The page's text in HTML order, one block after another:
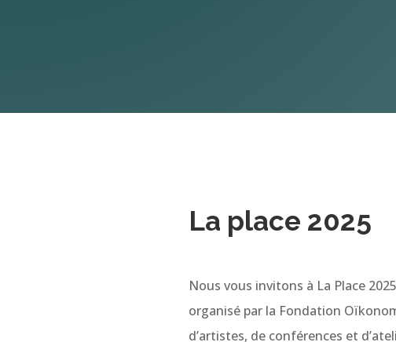
La place 2025
Nous vous invitons à La Place
organisé par la Fondation
d’artistes, de conférences et